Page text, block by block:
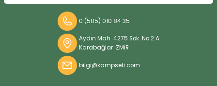
0 (505) 010 84 35
Aydın Mah. 4275 Sok. No:2 A
Karabağlar İZMİR
bilgi@kampseti.com